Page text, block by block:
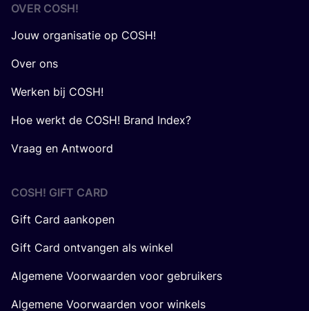
OVER COSH!
Jouw organisatie op COSH!
Over ons
Werken bij COSH!
Hoe werkt de COSH! Brand Index?
Vraag en Antwoord
COSH! GIFT CARD
Gift Card aankopen
Gift Card ontvangen als winkel
Algemene Voorwaarden voor gebruikers
Algemene Voorwaarden voor winkels